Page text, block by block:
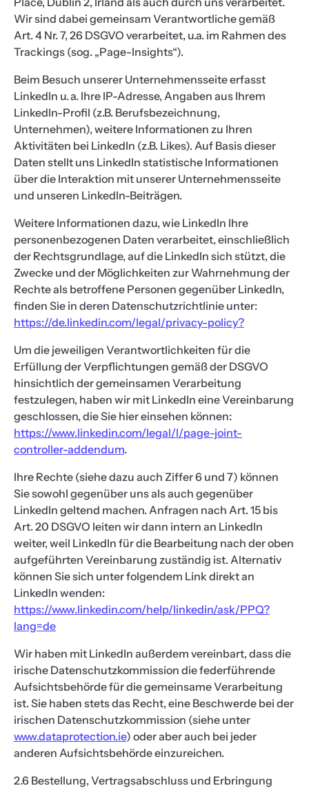
Wir sind dabei gemeinsam Verantwortliche gemäß
Art. 4 Nr. 7, 26 DSGVO verarbeitet, u.a. im Rahmen des
Trackings (sog. „Page-Insights“).
Beim Besuch unserer Unternehmensseite erfasst
LinkedIn u. a. Ihre IP-Adresse, Angaben aus Ihrem
LinkedIn-Profil (z.B. Berufsbezeichnung,
Unternehmen), weitere Informationen zu Ihren
Aktivitäten bei LinkedIn (z.B. Likes). Auf Basis dieser
Daten stellt uns LinkedIn statistische Informationen
über die Interaktion mit unserer Unternehmensseite
und unseren LinkedIn-Beiträgen.
Weitere Informationen dazu, wie LinkedIn Ihre
personenbezogenen Daten verarbeitet, einschließlich
der Rechtsgrundlage, auf die LinkedIn sich stützt, die
Zwecke und der Möglichkeiten zur Wahrnehmung der
Rechte als betroffene Personen gegenüber LinkedIn,
finden Sie in deren Datenschutzrichtlinie unter:
https://de.linkedin.com/legal/privacy-policy?
Um die jeweiligen Verantwortlichkeiten für die
Erfüllung der Verpflichtungen gemäß der DSGVO
hinsichtlich der gemeinsamen Verarbeitung
festzulegen, haben wir mit LinkedIn eine Vereinbarung
geschlossen, die Sie hier einsehen können:
https://www.linkedin.com/legal/l/page-joint-
controller-addendum.
Ihre Rechte (siehe dazu auch Ziffer 6 und 7) können
Sie sowohl gegenüber uns als auch gegenüber
LinkedIn geltend machen. Anfragen nach Art. 15 bis
Art. 20 DSGVO leiten wir dann intern an LinkedIn
weiter, weil LinkedIn für die Bearbeitung nach der oben
aufgeführten Vereinbarung zuständig ist. Alternativ
können Sie sich unter folgendem Link direkt an
LinkedIn wenden:
https://www.linkedin.com/help/linkedin/ask/PPQ?
lang=de
Wir haben mit LinkedIn außerdem vereinbart, dass die
irische Datenschutzkommission die federführende
Aufsichtsbehörde für die gemeinsame Verarbeitung
ist. Sie haben stets das Recht, eine Beschwerde bei der
irischen Datenschutzkommission (siehe unter
www.dataprotection.ie) oder aber auch bei jeder
anderen Aufsichtsbehörde einzureichen.
2.6 Bestellung, Vertragsabschluss und Erbringung